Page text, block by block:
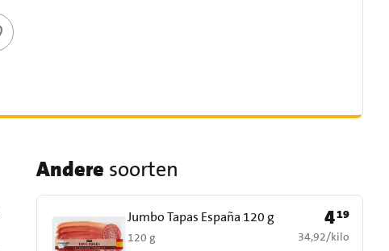
Andere soorten
Jumbo Tapas España 120 g
120 g
Prijs: € 4,19
419
€ 34,92 per kilo
34,92/kilo